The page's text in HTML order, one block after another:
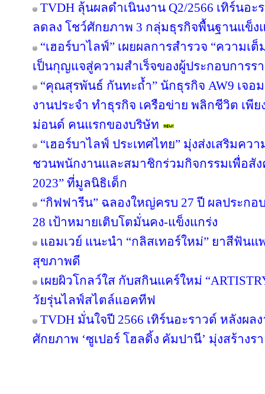
TVDH ลุ้นผลดำเนินงาน Q2/2566 เทิร์นอ
ลดลง โชว์ศักยภาพ 3 กลุ่มธุรกิจพื้นฐานแข็ง
“เฮอร์บาไลฟ์” เผยผลการสำรวจ “ความเ
เป็นกุญแจสู่ความสำเร็จของผู้ประกอบการร
“คุณสุรพันธ์ กันทะถ้ำ” นักธุรกิจ AW9 เจ
งานประจำ ทำธุรกิจ เครือข่าย พลิกชีวิต เพี
ม่อนด์ คนแรกของบริษัท
“เฮอร์บาไลฟ์ ประเทศไทย” มุ่งส่งเสริมค
ชวนพนักงานและสมาชิกร่วมกิจกรรมเพื่อสังค
2023” ที่มูลนิธิเด็ก
“กิฟฟารีน” ฉลองใหญ่ครบ 27 ปี ผลประก
28 เป้าหมายเติบโตมั่นคง-แข็งแกร่ง
แอมเวย์ แนะนำ “กลิสเทอร์ใหม่” ยาสีฟัน
สุขภาพดี
เผยผิวโกลว์ใส กับสกินแคร์ใหม่
วัยรุ่นไลฟ์สไตล์แอคทีฟ
TVDH มั่นใจปี 2566 เทิร์นอะราวด์ หลังผ
ศักยภาพ ‘ซูเปอร์ โฮลดิ้ง คัมปานี’ มุ่งสร้างร